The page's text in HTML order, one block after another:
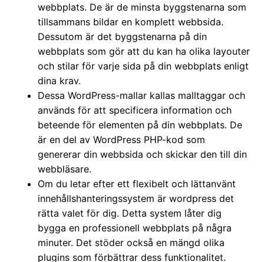
webbplats. De är de minsta byggstenarna som
tillsammans bildar en komplett webbsida.
Dessutom är det byggstenarna på din
webbplats som gör att du kan ha olika layouter
och stilar för varje sida på din webbplats enligt
dina krav.
Dessa WordPress-mallar kallas malltaggar och
används för att specificera information och
beteende för elementen på din webbplats. De
är en del av WordPress PHP-kod som
genererar din webbsida och skickar den till din
webbläsare.
Om du letar efter ett flexibelt och lättanvänt
innehållshanteringssystem är wordpress det
rätta valet för dig. Detta system låter dig
bygga en professionell webbplats på några
minuter. Det stöder också en mängd olika
plugins som förbättrar dess funktionalitet.